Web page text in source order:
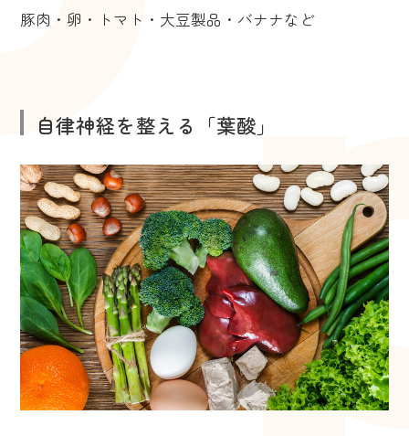
豚肉・卵・トマト・大豆製品・バナナなど
自律神経を整える「葉酸」